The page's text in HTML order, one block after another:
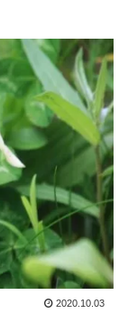
2020.10.03